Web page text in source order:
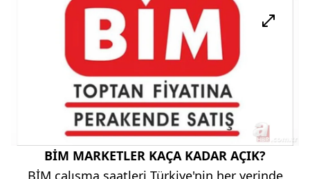
BİM MARKETLER KAÇA KADAR AÇIK?
BİM çalışma saatleri Türkiye'nin her yerinde